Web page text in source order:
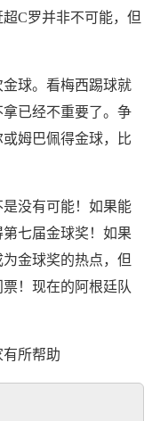
C罗并非不可能，但
球。看梅西踢球就
已经不重要了。争
姆巴佩得金球，比
没有可能！如果能
七届金球奖！如果
金球奖的热点，但
！现在的阿根廷队
所帮助